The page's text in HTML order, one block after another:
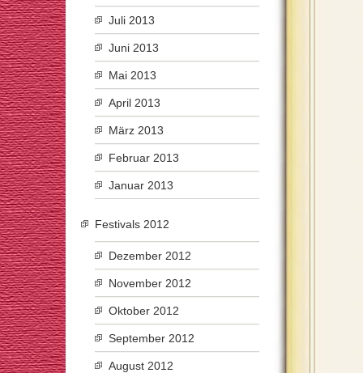
Juli 2013
Juni 2013
Mai 2013
April 2013
März 2013
Februar 2013
Januar 2013
Festivals 2012
Dezember 2012
November 2012
Oktober 2012
September 2012
August 2012